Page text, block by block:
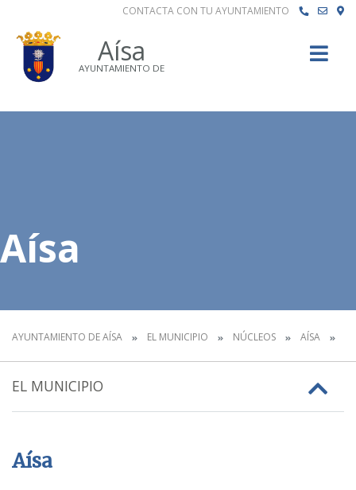
CONTACTA CON TU AYUNTAMIENTO
Aísa
AYUNTAMIENTO DE
Aísa
AYUNTAMIENTO DE AÍSA EL MUNICIPIO NÚCLEOS AÍSA
EL MUNICIPIO
Aísa